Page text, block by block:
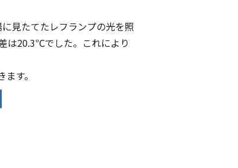
見たてたレフランプの光を照
は20.3℃でした。これにより
ます。